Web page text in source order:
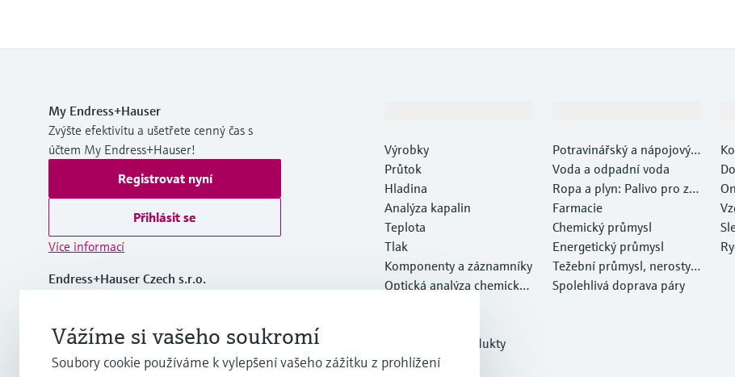
My Endress+Hauser
Zvýšte efektivitu a ušetřete cenný čas s
účtem My Endress+Hauser!
Registrovat nyní
Přihlásit se
Více informací
Endress+Hauser Czech s.r.o.
+420 234 724 450
Výrobky
Průtok
Hladina
Analýza kapalin
Teplota
Tlak
Komponenty a záznamníky
Optická analýza chemickýc
Doporučené produkty
Online nástroje
Potravinářský a nápojový p
růmysl
Voda a odpadní voda
Ropa a plyn: Palivo pro za
myšlení
Farmacie
Chemický průmysl
Energetický průmysl
Težební průmysl, nerosty a
kovy
Spolehlivá doprava páry
Vážíme si vašeho soukromí
Soubory cookie používáme k vylepšení vašeho zážitku z prohlížení